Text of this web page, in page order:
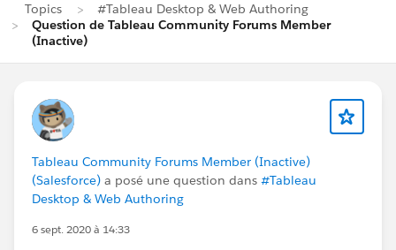
Topics
#Tableau Desktop & Web Authoring
Question de Tableau Community Forums Member
(Inactive)
Tableau Community Forums Member (Inactive)
(Salesforce) a posé une question dans #Tableau
Desktop & Web Authoring
6 sept. 2020 à 14:33